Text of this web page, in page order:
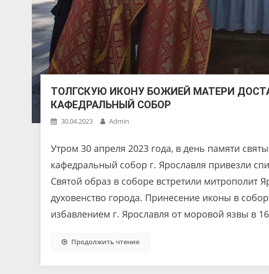
ТОЛГСКУЮ ИКОНУ БОЖИЕЙ МАТЕРИ
КАФЕДРАЛЬНЫЙ СОБОР
30.04.2023 Admin
Утром 30 апреля 2023 года, в день памяти
кафедральный собор г. Ярославля привезли
Святой образ в соборе встретили митрополит
духовенство города. Принесение иконы в
избавлением г. Ярославля от моровой язвы в
Продолжить чтение